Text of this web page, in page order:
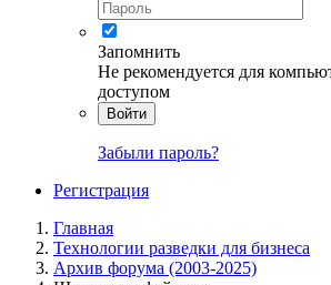
Запомнить
Не рекомендуется для
доступом
Войти
Забыли пароль?
Регистрация
Главная
Технологии разведки для бизнеса
Архив форума (2003-2025)